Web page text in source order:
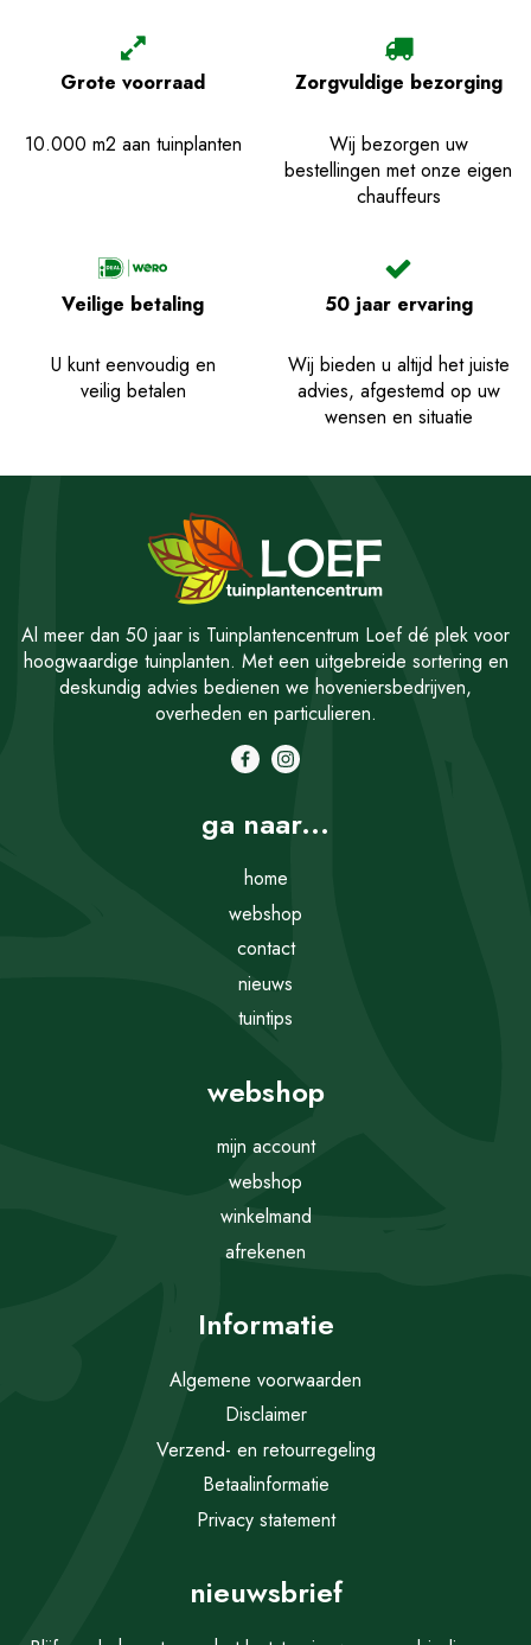
Grote voorraad
10.000 m2 aan tuinplanten
Zorgvuldige bezorging
Wij bezorgen uw
bestellingen met onze eigen
chauffeurs
Veilige betaling
U kunt eenvoudig en
veilig betalen
50 jaar ervaring
Wij bieden u altijd het juiste
advies, afgestemd op uw
wensen en situatie
Al meer dan 50 jaar is Tuinplantencentrum Loef dé plek voor
hoogwaardige tuinplanten. Met een uitgebreide sortering en
deskundig advies bedienen we hoveniersbedrijven,
overheden en particulieren.
ga naar...
home
webshop
contact
nieuws
tuintips
webshop
mijn account
webshop
winkelmand
afrekenen
Informatie
Algemene voorwaarden
Disclaimer
Verzend- en retourregeling
Betaalinformatie
Privacy statement
nieuwsbrief